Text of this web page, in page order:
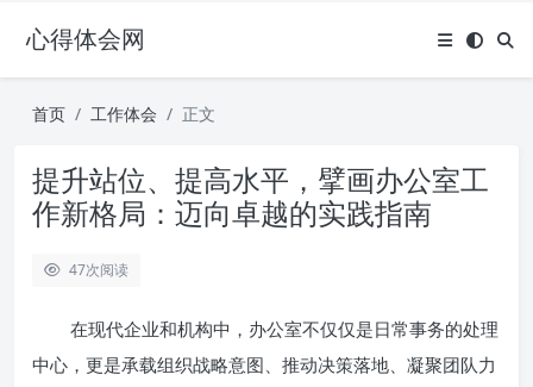
心得体会网
首页 工作体会 正文
提升站位、提高水平，擘画办公室工
作新格局：迈向卓越的实践指南
47次阅读
在现代企业和机构中，办公室不仅仅是日常事务的处理
中心，更是承载组织战略意图、推动决策落地、凝聚团队力